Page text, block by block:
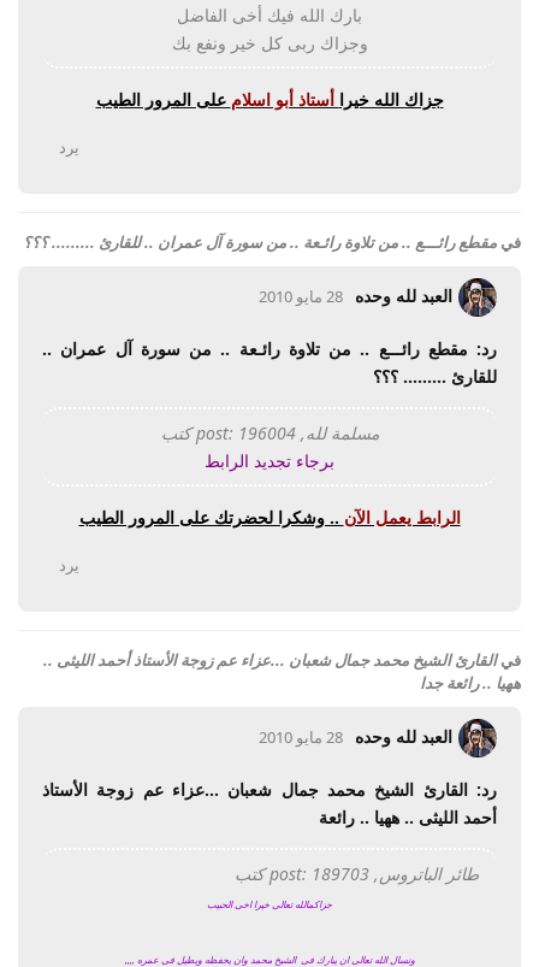
بارك الله فيك أخى الفاضل
وجزاك ربى كل خير ونفع بك
جزاك الله خيرا أستاذ أبو اسلام على المرور الطيب
يرد
في مقطع رائـــع .. من تلاوة رائـعة .. من سورة آل عمران .. للقارئ ......... ؟؟؟
العبد لله وحده 28 مايو 2010
رد: مقطع رائـــع .. من تلاوة رائـعة .. من سورة آل عمران ..
للقارئ ......... ؟؟؟
مسلمة لله, post: 196004 كتب
برجاء تجديد الرابط
الرابط يعمل الآن .. وشكرا لحضرتك على المرور الطيب
يرد
فيالقارئ الشيخ محمد جمال شعبان ...عزاء عم زوجة الأستاذ أحمد الليثى ..
ههيا .. رائعة جدا
العبد لله وحده 28 مايو 2010
رد: القارئ الشيخ محمد جمال شعبان ...عزاء عم زوجة الأستاذ
أحمد الليثى .. ههيا .. رائعة
طائر الباتروس, post: 189703 كتب
جزاكمالله تعالى خيرا اخى الحبيب
ونسال الله تعالى ان يبارك فى الشيخ محمد وان يحفظه ويطيل فى عمره